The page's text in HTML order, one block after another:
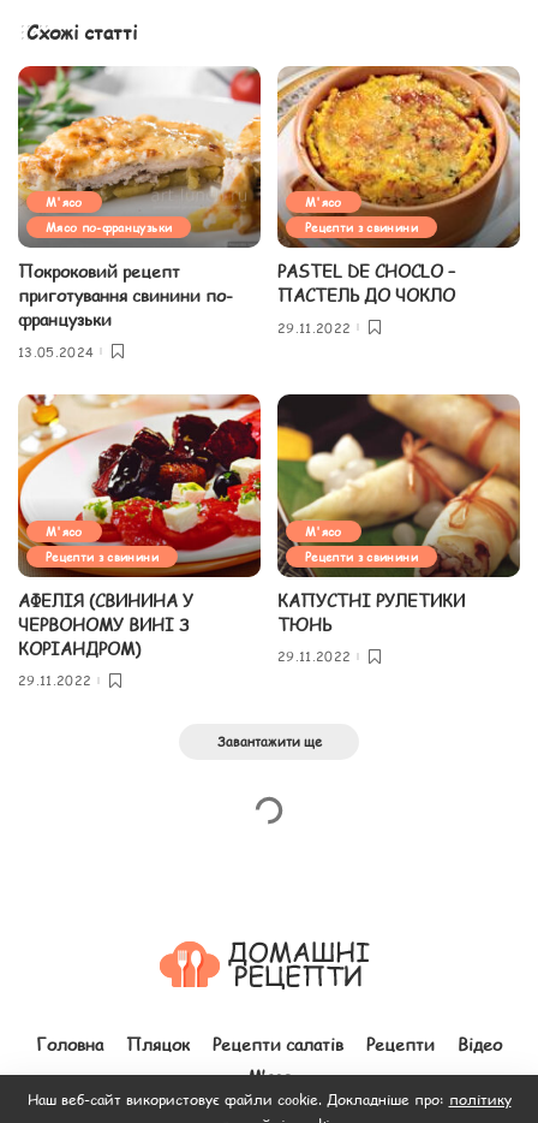
Схожі статті
М'ясо
Мясо по-французьки
Покроковий рецепт
приготування свинини по-
французьки
13.05.2024
М'ясо
Рецепти з свинини
PASTEL DE CHOCLO –
ПАСТЕЛЬ ДО ЧОКЛО
29.11.2022
М'ясо
Рецепти з свинини
АФЕЛІЯ (СВИНИНА У
ЧЕРВОНОМУ ВИНІ З
КОРІАНДРОМ)
29.11.2022
М'ясо
Рецепти з свинини
КАПУСТНІ РУЛЕТИКИ
ТЮНЬ
29.11.2022
Завантажити ще
Головна Пляцок Рецепти салатів Рецепти
Відео
М’ясо
Наш веб-сайт використовує файли cookie. Докладніше про: політику